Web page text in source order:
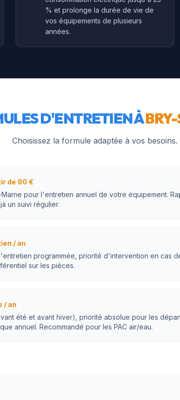
% et prolonge la durée de vie de
vos équipements de plusieurs
années.
D'ENTRETIEN À
Choisissez la formule adaptée à vos besoins.
de 90 €
pour l'entretien annuel de votre équipement.
un suivi régulier.
/ an
programmée, priorité d'intervention en cas
sur les pièces.
/ an
été et avant hiver), priorité absolue pour les
annuel. Recommandé pour les PAC air/eau.